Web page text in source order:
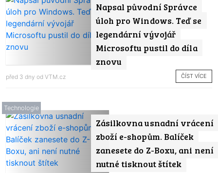
Napsal původní Správce
úloh pro Windows. Teď se
legendární vývojář
Microsoftu pustil do díla
znovu
před 3 dny od VTM.cz ČÍST VÍCE
Zásilkovna usnadní vrácení
zboží e-shopům. Balíček
zanesete do Z-Boxu, ani není
nutné tisknout štítek
Technologie